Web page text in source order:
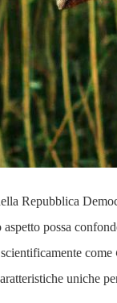
Repubblica
possa
come
uniche